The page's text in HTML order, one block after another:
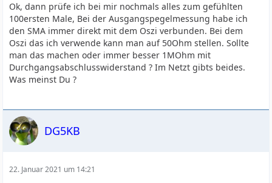
Ok, dann prüfe ich bei mir nochmals alles zum gefühlten
100ersten Male, Bei der Ausgangspegelmessung habe ich
den SMA immer direkt mit dem Oszi verbunden. Bei dem
Oszi das ich verwende kann man auf 50Ohm stellen. Sollte
man das machen oder immer besser 1MOhm mit
Durchgangsabschlusswiderstand ? Im Netzt gibts beides.
Was meinst Du ?
DG5KB
22. Januar 2021 um 14:21